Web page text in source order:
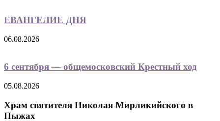
ЕВАНГЕЛИЕ ДНЯ
06.08.2026
6 сентября — общемосковский Крестный ход
05.08.2026
Храм святителя Николая Мирликийского в
Пыжах